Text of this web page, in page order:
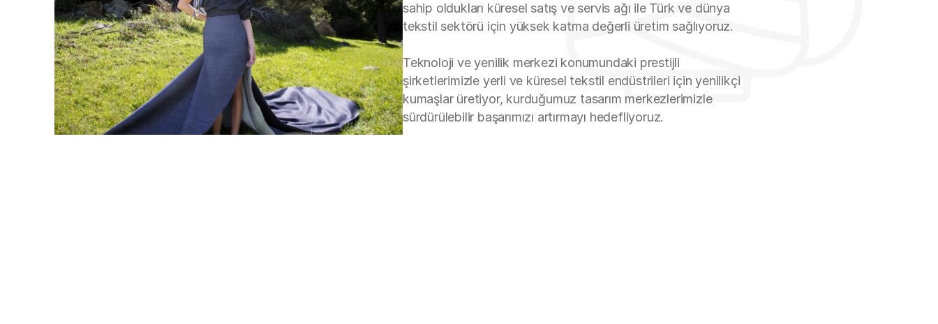
sahip oldukları küresel satış ve servis ağı ile Türk ve dünya
tekstil sektörü için yüksek katma değerli üretim sağlıyoruz.
Teknoloji ve yenilik merkezi konumundaki prestijli
şirketlerimizle yerli ve küresel tekstil endüstrileri için yenilikçi
kumaşlar üretiyor, kurduğumuz tasarım merkezlerimizle
sürdürülebilir başarımızı artırmayı hedefliyoruz.